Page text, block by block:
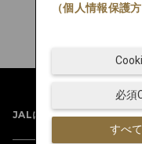
JALについて
（個人情報保護方
すべ
必須